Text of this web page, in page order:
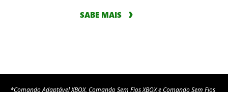
SABE MAIS
*Comando Adaptável XBOX, Comando Sem Fios XBOX e Comando Sem Fios